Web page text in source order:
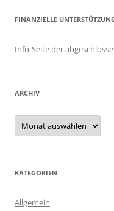
FINANZIELLE
Info-Seite der
ARCHIV
Archiv
KATEGORIEN
Allgemein